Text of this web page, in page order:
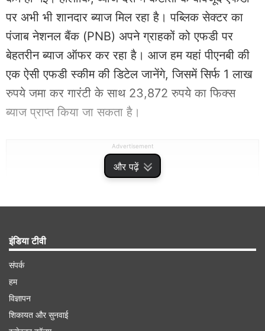
और पढ़ें
पर अभी भी शानदार ब्याज मिल रहा है। पब्लिक सेक्टर का
पंजाब नेशनल बैंक (PNB) अपने ग्राहकों को एफडी पर
बेहतरीन ब्याज ऑफर कर रहा है। आज हम यहां पीएनबी की
एक ऐसी एफडी स्कीम की डिटेल जानेंगे, जिसमें सिर्फ 1 लाख
रुपये जमा कर गारंटी के साथ 23,872 रुपये का फिक्स
ब्याज प्राप्त किया जा सकता है।
Advertisement
एफडी पर 7.40 प्रतिशत का ब्याज दे रहा है पंजाब नेशनल
इंडिया टीवी
संपर्क
हम
विज्ञापन
शिकायत और सुनवाई